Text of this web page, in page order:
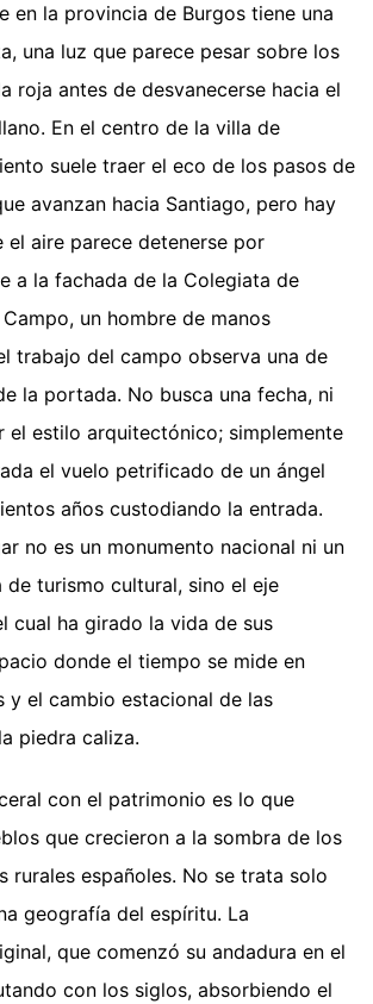
en la provincia de Burgos tiene una
una luz que parece pesar sobre los
roja antes de desvanecerse hacia el
En el centro de la villa de
suele traer el eco de los pasos de
avanzan hacia Santiago, pero hay
el aire parece detenerse por
a la fachada de la Colegiata de
un hombre de manos
trabajo del campo observa una de
la portada. No busca una fecha, ni
el estilo arquitectónico; simplemente
el vuelo petrificado de un ángel
años custodiando la entrada.
no es un monumento nacional ni un
de turismo cultural, sino el eje
cual ha girado la vida de sus
donde el tiempo se mide en
y el cambio estacional de las
piedra caliza.
con el patrimonio es lo que
que crecieron a la sombra de los
rurales españoles. No se trata solo
geografía del espíritu. La
que comenzó su andadura en el
con los siglos, absorbiendo el